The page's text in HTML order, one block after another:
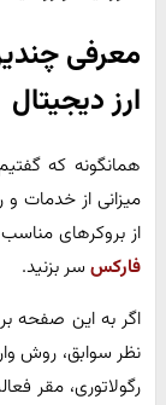
معرفی
ارز دیجیتال
همانگونه که
میزانی از خدمات و
از بروکرهای
فارکسسر بزنید.
اگر به این صفحه
نظر سوابق، روش
رگولاتوری، مقر